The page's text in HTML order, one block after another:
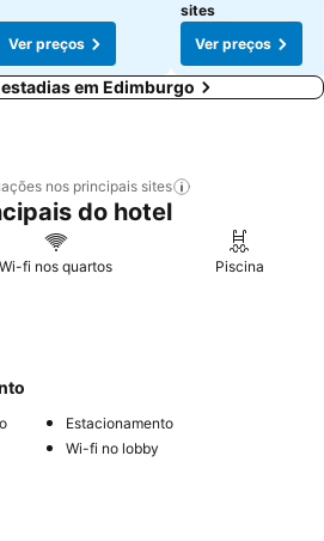
Ver preços
sites
Ver preços
em Edimburgo
nos principais sites
do hotel
Wi-fi nos quartos Piscina
Estacionamento
Wi-fi no lobby